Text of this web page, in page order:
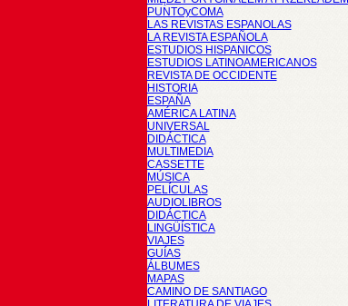
PUNTOyCOMA
LAS REVISTAS ESPANOLAS
LA REVISTA ESPAÑOLA
ESTUDIOS HISPANICOS
ESTUDIOS LATINOAMERICANOS
REVISTA DE OCCIDENTE
HISTORIA
ESPAÑA
AMÉRICA LATINA
UNIVERSAL
DIDÁCTICA
MULTIMEDIA
CASSETTE
MÚSICA
PELÍCULAS
AUDIOLIBROS
DIDÁCTICA
LINGÜÍSTICA
VIAJES
GUÍAS
ÁLBUMES
MAPAS
CAMINO DE SANTIAGO